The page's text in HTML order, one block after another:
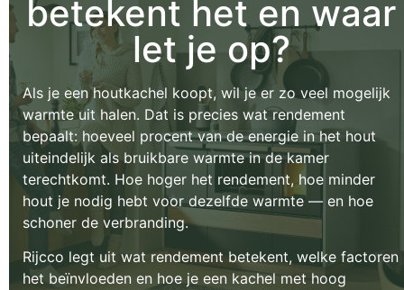
betekent het en waar
let je op?
Als je een houtkachel koopt, wil je er zo veel mogelijk
warmte uit halen. Dat is precies wat rendement
bepaalt: hoeveel procent van de energie in het hout
uiteindelijk als bruikbare warmte in de kamer
terechtkomt. Hoe hoger het rendement, hoe minder
hout je nodig hebt voor dezelfde warmte — en hoe
schoner de verbranding.
Rijcco legt uit wat rendement betekent, welke factoren
het beïnvloeden en hoe je een kachel met hoog